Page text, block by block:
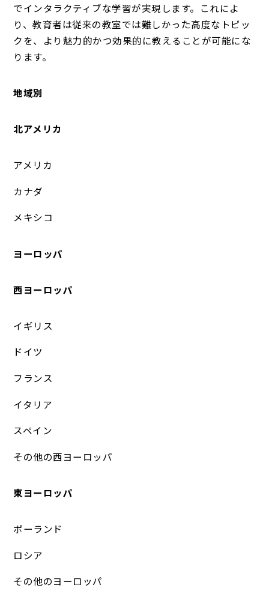
でインタラクティブな学習が実現します。これによ
り、教育者は従来の教室では難しかった高度なトピッ
クを、より魅力的かつ効果的に教えることが可能にな
ります。
地域別
北アメリカ
アメリカ
カナダ
メキシコ
ヨーロッパ
西ヨーロッパ
イギリス
ドイツ
フランス
イタリア
スペイン
その他の西ヨーロッパ
東ヨーロッパ
ポーランド
ロシア
その他のヨーロッパ